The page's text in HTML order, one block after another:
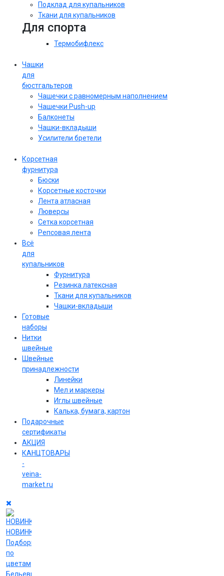
Подклад для купальников
Ткани для купальников
Для спорта
Термобифлекс
Чашки
для
бюстгальтеров
Чашечки с равномерным наполнением
Чашечки Push-up
Балконеты
Чашки-вкладыши
Усилители бретели
Корсетная
фурнитура
Бюски
Корсетные косточки
Лента атласная
Люверсы
Сетка корсетная
Репсовая лента
Всё
для
купальников
Фурнитура
Резинка латексная
Ткани для купальников
Чашки-вкладыши
Готовые
наборы
Нитки
швейные
Швейные
принадлежности
Линейки
Мел и маркеры
Иглы швейные
Калька, бумага, картон
Подарочные
сертификаты
АКЦИЯ
КАНЦТОВАРЫ
-
veina-
market.ru
НОВИНКИ
Подборки
по
цветам
Бельевые